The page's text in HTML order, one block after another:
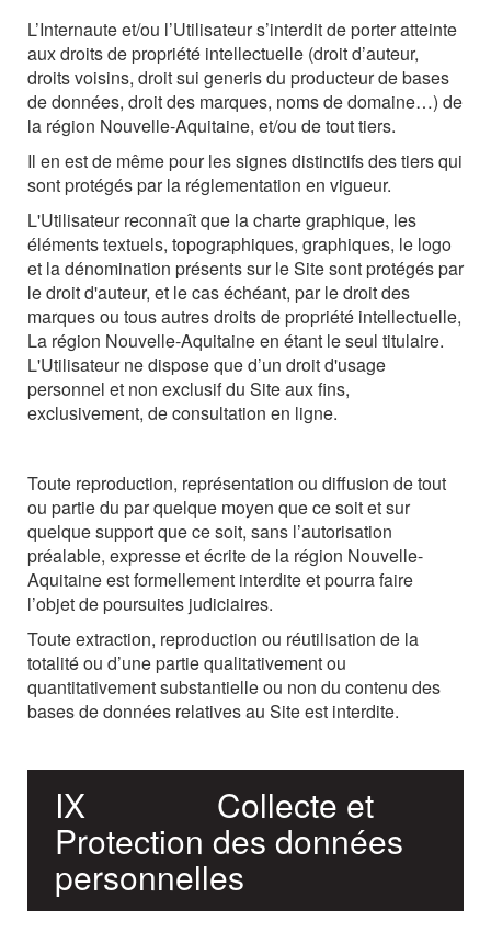
L’Internauteet/ou l’Utilisateurs’interditdeporteratteinte
auxdroitsdepropriété intellectuelle (droitd’auteur,
droitsvoisins, droitsui generisdu producteurdebases
dedonnées, droitdes marques, noms de domaine…) de
la région Nouvelle-Aquitaine, et/ou de tout tiers.
Il en estde mêmepour lessignesdistinctifsdestiersqui
sontprotégéspar la réglementation en vigueur.
L'Utilisateur reconnaît que la charte graphique, les
éléments textuels, topographiques, graphiques, le logo
et ladénomination présentssur leSitesontprotégéspar
ledroitd'auteur, et le cas échéant, par le droit des
marques ou tous autres droits de propriété intellectuelle,
La région Nouvelle-Aquitaine en étant le seul titulaire.
L'Utilisateur ne dispose que d’un droit d'usage
personnel et non exclusif du Site aux fins,
exclusivement, de consultation en ligne.
Toute reproduction, représentation ou diffusion detout
ou partiedu parquelque moyen que ce soit et sur
quelque support que ce soit, sans l’autorisation
préalable, expresseet écrite de la région Nouvelle-
Aquitaine est formellement interdite et pourra faire
l’objet de poursuites judiciaires.
Toute extraction, reproduction ou réutilisation de la
totalité ou d’une partie qualitativement ou
quantitativementsubstantielleou non du contenu des
basesdedonnées relativesau Site est interdite.
IX Collecte et
Protection des données
personnelles